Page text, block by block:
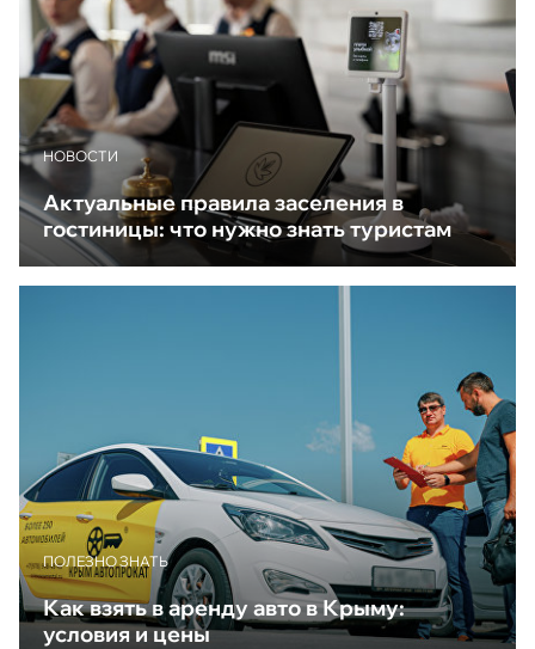
НОВОСТИ
Актуальные правила заселения в
гостиницы: что нужно знать туристам
ПОЛЕЗНО ЗНАТЬ
Как взять в аренду авто в Крыму:
условия и цены